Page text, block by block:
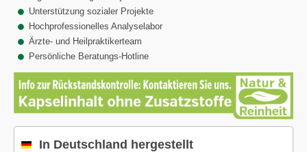
Unterstützung sozialer Projekte
Hochprofessionelles Analyselabor
Ärzte- und Heilpraktikerteam
Persönliche Beratungs-Hotline
In Deutschland hergestellt